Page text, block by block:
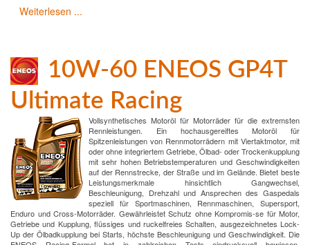
Weiterlesen ...
10W-60 ENEOS GP4T
Ultimate Racing
Vollsynthetisches Motoröl für Motorräder für die extremsten
Rennleistungen. Ein hochausgereiftes Motoröl für
Spitzenleistungen von Rennmotorrädern mit Viertaktmotor, mit
oder ohne integriertem Getriebe, Ölbad- oder Trockenkupplung
mit sehr hohen Betriebstemperaturen und Geschwindigkeiten
auf der Rennstrecke, der Straße und im Gelände. Bietet beste
Leistungsmerkmale hinsichtlich Gangwechsel,
Beschleunigung, Drehzahl und Ansprechen des Gaspedals
speziell für Sportmaschinen, Rennmaschinen, Supersport,
Enduro und Cross-Motorräder. Gewährleistet Schutz ohne Kompromis-se für Motor,
Getriebe und Kupplung, flüssiges und ruckelfreies Schalten, ausgezeichnetes Lock-
Up der Ölbadkupplung bei Starts, höchste Beschleunigung und Geschwindigkeit. Die